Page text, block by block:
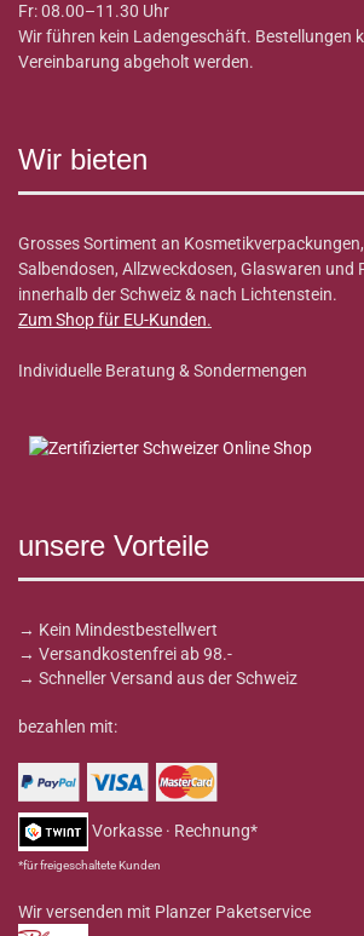
Fr: 08.00–11.30 Uhr
Wir führen kein Ladengeschäft. Bestellungen
Vereinbarung abgeholt werden.
Wir bieten
Grosses Sortiment an Kosmetikverpackungen,
Salbendosen, Allzweckdosen, Glaswaren und
innerhalb der Schweiz & nach Lichtenstein.
Zum Shop für EU-Kunden.
Individuelle Beratung & Sondermengen
unsere Vorteile
→ Kein Mindestbestellwert
→ Versandkostenfrei ab 98.-
→ Schneller Versand aus der Schweiz
bezahlen mit:
Vorkasse · Rechnung*
*für freigeschaltete Kunden
Wir versenden mit Planzer Paketservice